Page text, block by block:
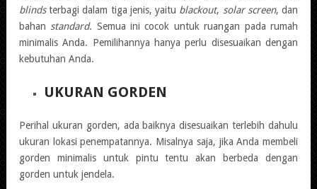
blindsterbagi dalam tiga jenis, yaitu blackout, solar screen, dan
bahan standard. Semua ini cocok untuk ruangan pada rumah
minimalis Anda. Pemilihannya hanya perlu disesuaikan dengan
kebutuhan Anda.
UKURAN GORDEN
Perihal ukuran gorden, ada baiknya disesuaikan terlebih dahulu
ukuran lokasi penempatannya. Misalnya saja, jika Anda membeli
gorden minimalis untuk pintu tentu akan berbeda dengan
gorden untuk jendela.